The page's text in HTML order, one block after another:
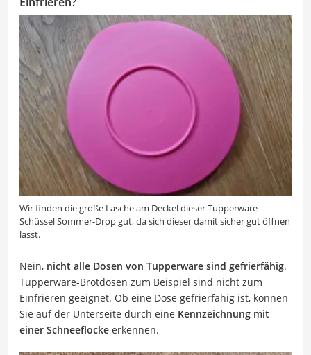
Wir finden die große Lasche am Deckel dieser Tupperware-
Schüssel Sommer-Drop gut, da sich dieser damit sicher gut öffnen
lässt.
Nein, nicht alle Dosen von Tupperware sind gefrierfähig.
Tupperware-Brotdosen zum Beispiel sind nicht zum
Einfrieren geeignet. Ob eine Dose gefrierfähig ist, können
Sie auf der Unterseite durch eine Kennzeichnung mit
einer Schneeflocke erkennen.